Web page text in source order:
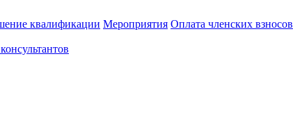
квалификации Мероприятия Оплата членских взносов